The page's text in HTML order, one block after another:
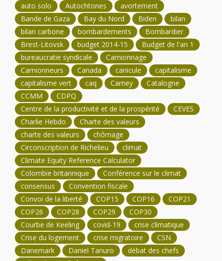
auto solo Autochtones
avortement
Bande de Gaza
Bay du Nord Biden
bilan
bilan carbone
bombardements
Bombardier
Brest-Litovsk
budget 2014-15
Budget de l'an 1
bureaucratie syndicale
Camionnage
Camionneurs
Canada canicule
capitalisme
capitalisme vert
caq Carney
Catalogne
CCMM
CDPQ
Centre de la productivité et de la prospérité
CEVES
Charlie Hebdo
Charte des valeurs
charte des valeurs
chômage
Circonscription de Richelieu
climat
Climate Equity Reference Calculator
Colombie britannique
Conférence sur le climat
consensus
Convention fiscale
Convoi de la liberté
COP15 COP16
COP21
COP26
COP28 COP29
COP30
Courbe de Keeling
covid-19
crise climatique
Crise du logement
crise migratoire
CSN
Danemark
Daniel Tanuro
débat des chefs